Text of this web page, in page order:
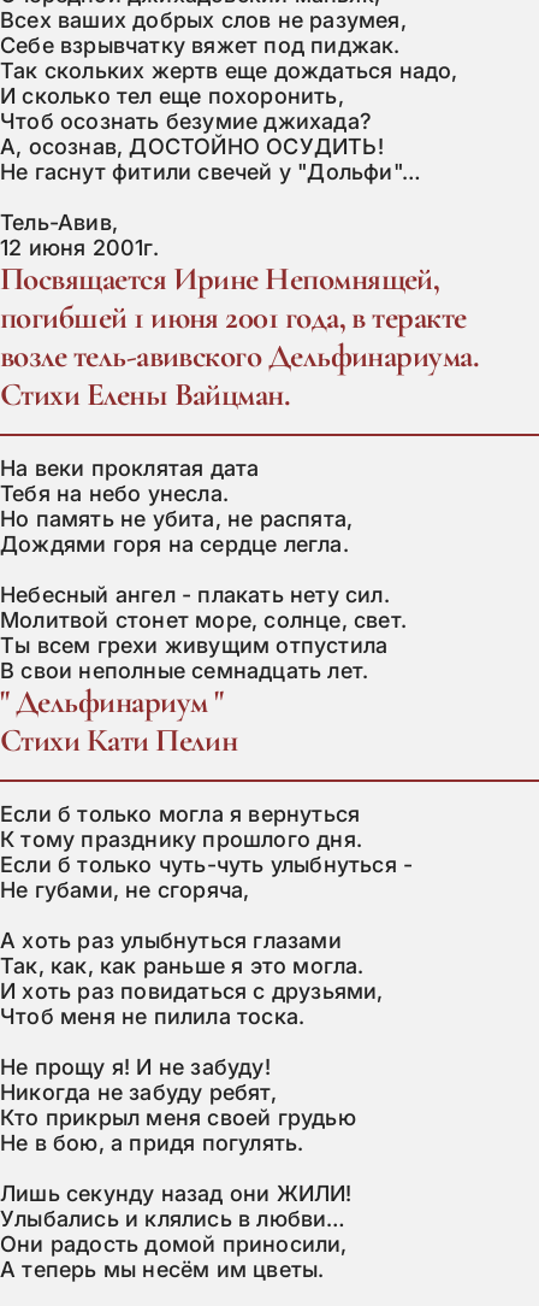
Всех ваших добрых слов не разумея,
Себе взрывчатку вяжет под пиджак.
Так скольких жертв еще дождаться надо,
И сколько тел еще похоронить,
Чтоб осознать безумие джихада?
А, осознав, ДОСТОЙНО ОСУДИТЬ!
Не гаснут фитили свечей у "Дольфи"…
Тель-Авив,
12 июня 2001г.
Посвящается Ирине Непомнящей,
погибшей 1 июня 2001 года, в теракте
возле тель-авивского Дельфинариума.
Стихи Елены Вайцман.
На веки проклятая дата
Тебя на небо унесла.
Но память не убита, не распята,
Дождями горя на сердце легла.
Небесный ангел - плакать нету сил.
Молитвой стонет море, солнце, свет.
Ты всем грехи живущим отпустила
В свои неполные семнадцать лет.
" Дельфинариум "
Стихи Кати Пелин
Если б только могла я вернуться
К тому празднику прошлого дня.
Если б только чуть-чуть улыбнуться -
Не губами, не сгоряча,
А хоть раз улыбнуться глазами
Так, как, как раньше я это могла.
И хоть раз повидаться с друзьями,
Чтоб меня не пилила тоска.
Не прощу я! И не забуду!
Никогда не забуду ребят,
Кто прикрыл меня своей грудью
Не в бою, а придя погулять.
Лишь секунду назад они ЖИЛИ!
Улыбались и клялись в любви…
Они радость домой приносили,
А теперь мы несём им цветы.